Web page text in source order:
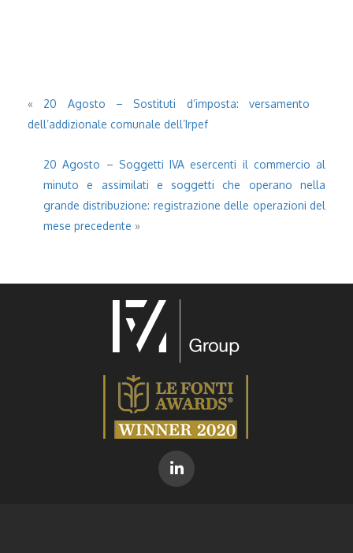
« 20 Agosto – Sostituti d’imposta: versamento
dell’addizionale comunale dell’Irpef
20 Agosto – Soggetti IVA esercenti il commercio al
minuto e assimilati e soggetti che operano nella
grande distribuzione: registrazione delle operazioni del
mese precedente »